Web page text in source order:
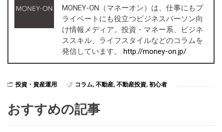
MONEY-ON（マネーオン）は、仕事にもプ
ライベートにも役立つビジネスパーソン向
け情報メディア。投資・マネー系、ビジネ
ススキル、ライフスタイルなどのコラムを
発信しています。 http://money-on.jp/
投資・資産運用 コラム, 不動産, 不動産投資, 初心者
おすすめの記事